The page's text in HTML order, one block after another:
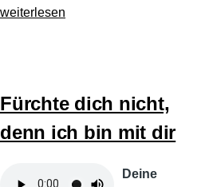
weiterlesen
Fürchte dich nicht,
denn ich bin mit dir
Deine